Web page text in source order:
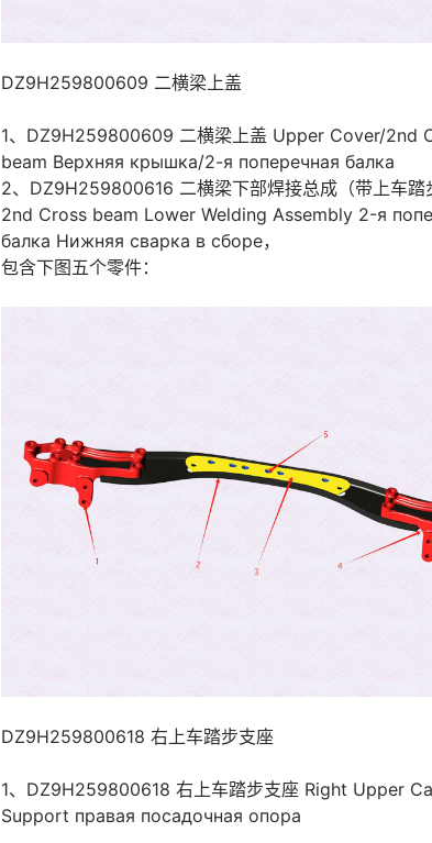
DZ9H259800609 二横梁上盖
1、DZ9H259800609 二横梁上盖 Upper Cover/2nd
beam Верхняя крышка/2-я поперечная балка
2、DZ9H259800616 二横梁下部焊接总成（带上车踏
2nd Cross beam Lower Welding Assembly 2-я
балка Нижняя сварка в сборе，
包含下图五个零件：
DZ9H259800618 右上车踏步支座
1、DZ9H259800618 右上车踏步支座 Right Upper
Support правая посадочная опора